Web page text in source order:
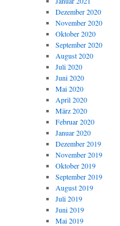
Dezember 2020
November 2020
Oktober 2020
September 2020
August 2020
Juli 2020
Juni 2020
Mai 2020
April 2020
März 2020
Februar 2020
Januar 2020
Dezember 2019
November 2019
Oktober 2019
September 2019
August 2019
Juli 2019
Juni 2019
Mai 2019